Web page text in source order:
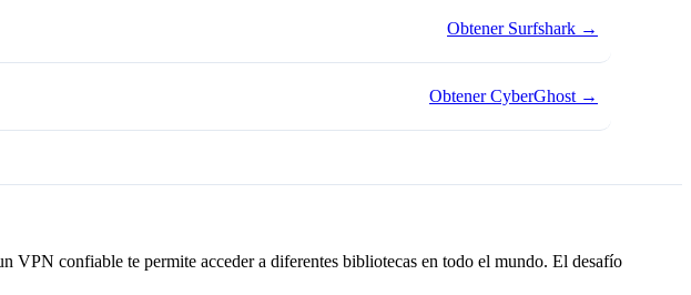
Obtener Surfshark →
Obtener CyberGhost →
confiable te permite acceder a diferentes bibliotecas en todo el mundo. El desafío